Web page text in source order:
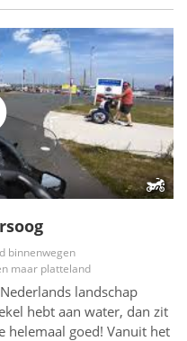
binnenwegen
maar platteland
landschap
hebt aan water, dan zit
helemaal goed! Vanuit het